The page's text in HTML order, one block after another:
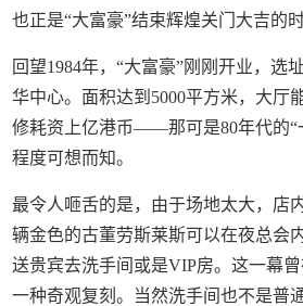
也正是“大富豪”结束辉煌关门大吉的时
回望1984年，“大富豪”刚刚开业，选
华中心。面积达到5000平方米，大厅
修耗资上亿港币——那可是80年代的“
程度可想而知。
最令人咂舌的是，由于场地太大，店
辆金色的古董劳斯莱斯可以在夜总会
送贵宾去洗手间或是VIP房。这一幕
一种奇观复刻。当然洗手间也不是普